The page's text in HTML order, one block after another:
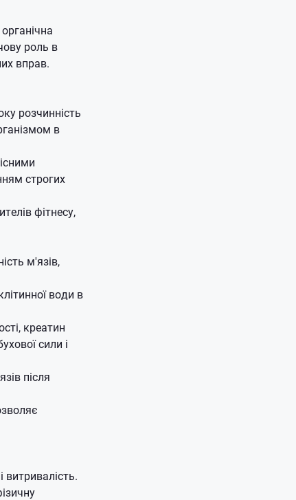
роль в
вправ.
розчинність
в
строгих
фітнесу,
м'язів,
води в
креатин
сили і
після
витривалість.